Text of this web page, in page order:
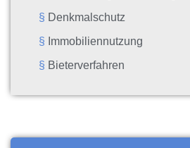
Denkmalschutz
Immobiliennutzung
Bieterverfahren